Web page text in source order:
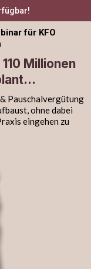
für KFO
Millionen
Pauschalvergütung
ohne dabei
eingehen zu